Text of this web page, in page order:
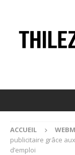
ACCUEIL
publicitaire grâce
d’emploi